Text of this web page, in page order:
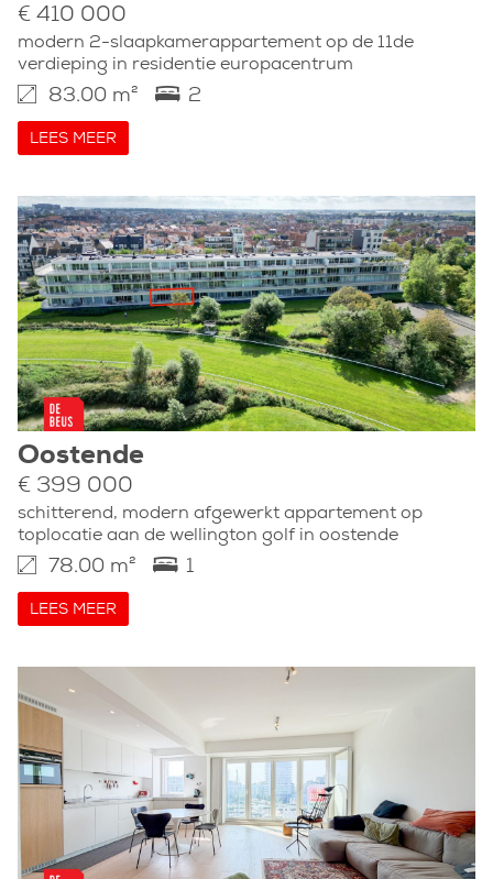
€ 410 000
modern 2-slaapkamerappartement op de 11de
verdieping in residentie europacentrum
83.00 m² 2
LEES MEER
Oostende
€ 399 000
schitterend, modern afgewerkt appartement op
toplocatie aan de wellington golf in oostende
78.00 m² 1
LEES MEER